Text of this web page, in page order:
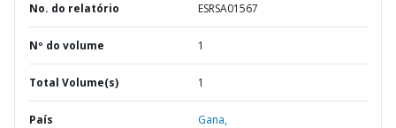
No. do relatório ESRSA01567
Nº do volume 1
Total Volume(s) 1
País Gana,